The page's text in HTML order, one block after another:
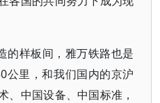
的样板间，雅万铁路也是
公里，和我们国内的京沪
、中国设备、中国标准，